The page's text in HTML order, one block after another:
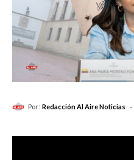
Por: Redacción Al Aire Noticias -